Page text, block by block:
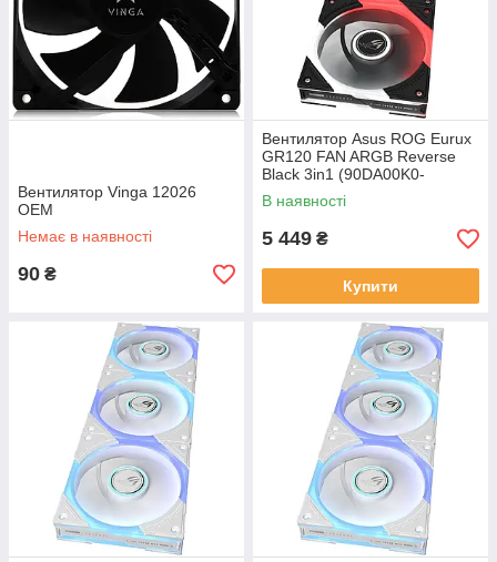
Вентилятор Vinga 12026
OEM
Немає в наявності
90 ₴
Вентилятор Asus ROG Eurux
GR120 FAN ARGB Reverse
Black 3in1 (90DA00K0-
B09020)
В наявності
5 449 ₴
Купити